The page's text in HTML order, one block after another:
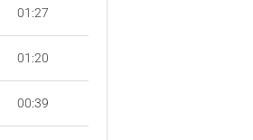
01:27
01:20
00:39